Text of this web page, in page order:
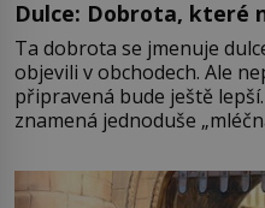
Dulce: Dobrota, které
Ta dobrota se jmenuje
objevili v obchodech. Ale
připravená bude ještě
znamená jednoduše
pře hned několik
Francie, kde se traduje,